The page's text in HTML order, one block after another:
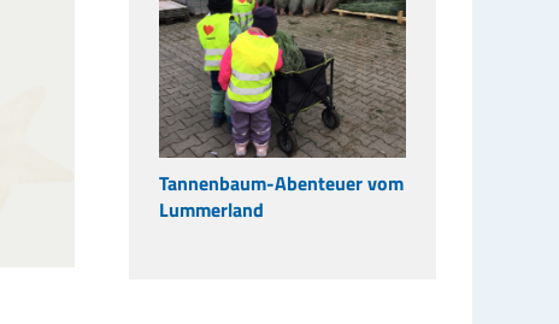
Tannenbaum-Abenteuer vom
Lummerland